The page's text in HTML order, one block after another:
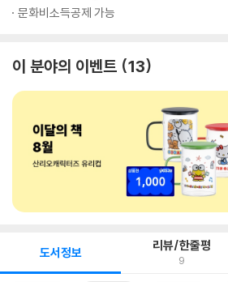
문화비소득공제 가능
이 분야의 이벤트 13
도서정보 리뷰/한줄평
9